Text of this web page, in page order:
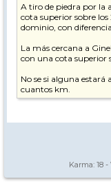
A tiro de piedra por la
cota superior sobre
dominio, con
La más cercana a
con una cota superior
No se si alguna estará
cuantos km.
Karma: 18 -